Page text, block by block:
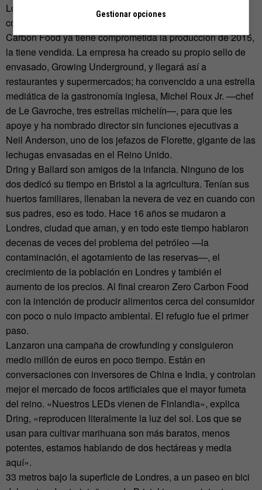
Lo bueno para Dring es que hagan lo que hagan sus
compatriotas —escuchen o no a los nutricionistas—, Zero
Carbon Food ya tiene comprometida la producción de 2015,
la tiene vendida. La empresa ha creado su propio sello de
envasado, Growing Underground, y llegará así a
restaurantes y supermercados; ha convencido a una estrella
mediática de la gastronomía inglesa, Michel Roux Jr. —chef
de Le Gavroche, tres estrellas michelín—, para que les
apoye y ha nombrado director sin funciones ejecutivas a
Neil Anderson, uno de los jefazos de Florette, gigante de las
lechugas envasadas en el Reino Unido.
Dring y Ballard son amigos de la infancia. Ninguno de los
dos dedicó su tiempo en Bristol a la agricultura. Tenían sus
huertos familiares, llenaban la nevera de vez en cuando con
sus padres, eso es todo. Hace 16 años se mudaron a
Londres, ciudad que aman, y en todo este tiempo hablaron
decenas de veces del problema del petróleo —la
contaminación, el agotamiento de las reservas—, el
crecimiento de la población en Londres y también el
aumento de los precios. Al final crearon Zero Carbon Food
con la intención de producir alimentos cerca del consumidor
con poco o nulo impacto ambiental. El refugio fue el primer
paso.
Lanzaron una campaña de crowfunding y consiguieron
medio millón de euros en poco tiempo. Están en
conversaciones con inversores de China e India, y controlan
mejor el mercado de focos artificiales que el mayor fumeta
del reino. «Nuestros LEDs vienen de Finlandia», explica
Dring, «reproducen literalmente la luz del sol. Los que se
usan para cultivar marihuana son más baratos, menos
potentes, estamos hablando de dos hectáreas y media
aquí».
33 metros bajo la superficie de Londres, a un paseo en bici
Gestionar opciones